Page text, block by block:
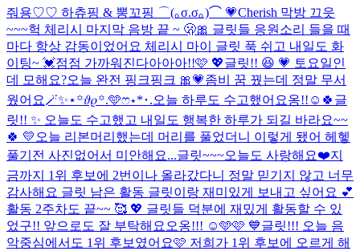
줘용♡♡ 하츄핑 & 뽕꼬핑 ⌒(｡σ.σ｡)⌒ 💗Cherish 막방 끄읏
~~~헉 체리시 마지막 음방 끝 ~ 🫢🎀 글릿들 응원소리 들을 때
마다 항상 감동이었어요 체리시 마이 글릿 푹 쉬고 내일도 화
이팅~ 💓점점 가까워진다아아아!!🩷 💖글릿!! 😆 💗 토요일인
데 모해요?오늘 완전 핑크핑크 🎀💗좀비 꿈 꿨는데 정말 무서
웠어요 🪄︎︎✨⋆꙳𝜗𝜚꙳.‬️🩵ෆ‪⋆*･.오늘 하루도 수고했어요옹!!☺️🍀 글
릿!! ✨ 오늘도 수고했고 내일도 행복한 하루가 되길 바라요~~
🍀 💛 오늘 리본머리했는데 머리를 풀었더니 이렇게 됐어 헤헿
풀기전 사진없어서 미안해요...글릿~~~오늘도 사랑해요❤️지
금까지 1위 후보에 2번이나 올라갔다니 정말 믿기지 않고 너무
감사해요 글릿 남은 활동 글릿이랑 재미있게 보내고 싶어요 💕
활동 2주차도 끝~~ 🥰 💖 글릿들 덕분에 재밌게 활동할 수 있
었구!! 앞으로도 잘 부탁해요오옹!!! ☺️🩵🩷 💙글릿!!! 오늘 음
악중심에서도 1위 후보였어요🩷 저희가 1위 후보에 오르게 해